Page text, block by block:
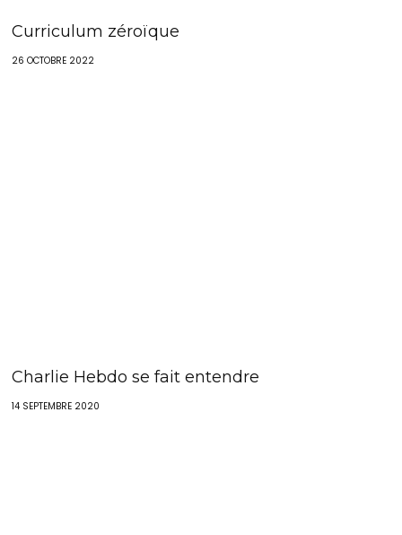
Curriculum zéroïque
26 OCTOBRE 2022
Charlie Hebdo se fait entendre
14 SEPTEMBRE 2020